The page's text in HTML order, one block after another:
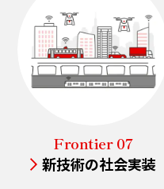
Frontier 07
新技術の社会実装